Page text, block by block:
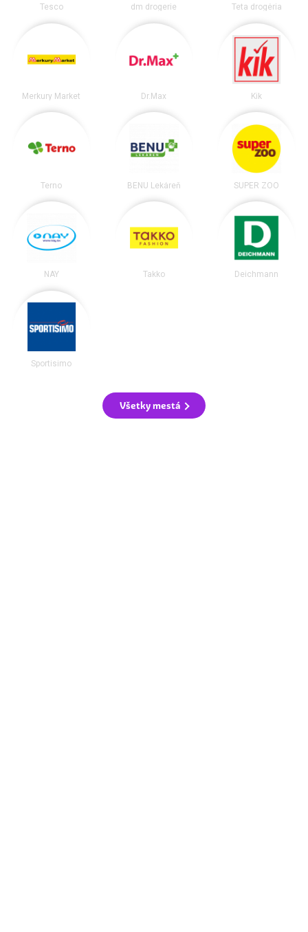
Tesco dm drogerie Teta drogéria
Merkury Market Dr.Max Kik
Terno BENU Lekáreň SUPER ZOO
NAY Takko Deichmann
Sportisimo
Všetky mestá